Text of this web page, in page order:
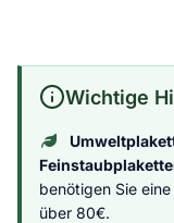
Wichtige
benötigen Sie
über 80€.